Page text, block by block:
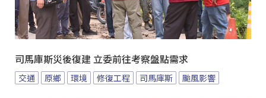
司馬庫斯災後復建 立委前往考察盤點需求
交通 原鄉 環境 修復工程 司馬庫斯 颱風影響